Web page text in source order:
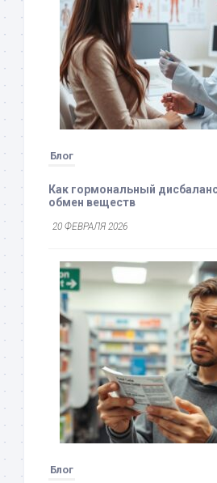
Блог
Как гормональный
обмен веществ
20 ФЕВРАЛЯ 2026
Блог